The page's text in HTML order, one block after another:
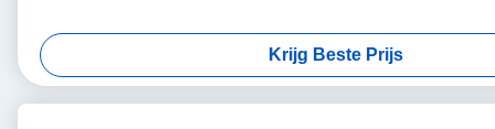
Krijg Beste Prijs